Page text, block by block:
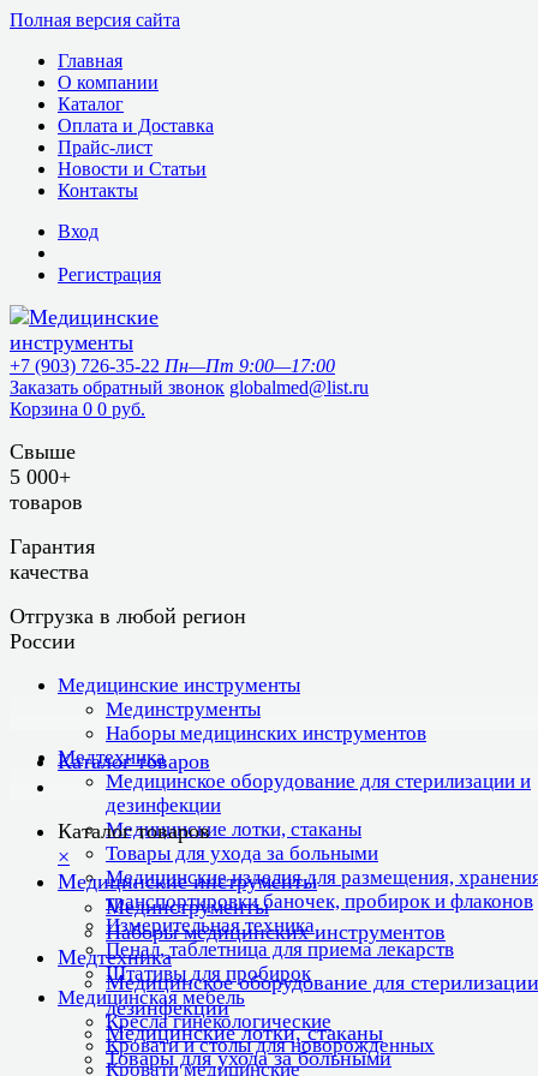
Полная версия сайта
Главная
О компании
Каталог
Оплата и Доставка
Прайс-лист
Новости и Статьи
Контакты
Вход
Регистрация
+7 (903) 726-35-22 Пн—Пт 9:00—17:00
Заказать обратный звонок globalmed@list.ru
Корзина 0 0 руб.
Свыше
5 000+
товаров
Гарантия
качества
Отгрузка в любой регион
России
Медицинские инструменты
Мединструменты
Наборы медицинских инструментов
Медтехника
Медицинское оборудование для стерилизации и
дезинфекции
Медицинские лотки, стаканы
Товары для ухода за больными
Медицинские изделия для размещения,
транспортировки баночек, пробирок и флаконов
Измерительная техника
Пенал, таблетница для приема лекарств
Штативы для пробирок
Медицинская мебель
Кресла гинекологические
Кровати и столы для новорожденных
Кровати медицинские
Каталог товаров
Каталог товаров
×
Медицинские инструменты
Мединструменты
Наборы медицинских инструментов
Медтехника
Медицинское оборудование для
дезинфекции
Медицинские лотки, стаканы
Товары для ухода за больными